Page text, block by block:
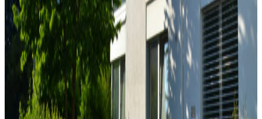
Fakturialiefert dieses Portal als integralen Bestandteil der
Subscription-Management-Plattform - ohne zusätzliche
Entwicklung, ohne externe Tools, direkt einsatzbereit.
Was ist ein Customer Self-Service
Portal?